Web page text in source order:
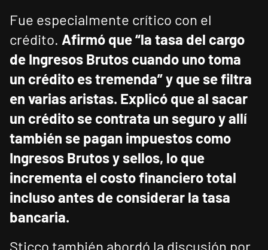
Fue especialmente crítico con el
crédito. Afirmó que “la tasa del cargo
de Ingresos Brutos cuando uno toma
un crédito es tremenda” y que se filtra
en varias aristas. Explicó que al sacar
un crédito se contrata un seguro y allí
también se pagan impuestos como
Ingresos Brutos y sellos, lo que
incrementa el costo financiero total
incluso antes de considerar la tasa
bancaria.
Sticco también abordó la discusión por